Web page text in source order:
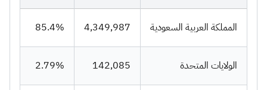
المملكة العربية السعودية 4,349,987
85.4%
الولايات المتحدة 142,085
2.79%